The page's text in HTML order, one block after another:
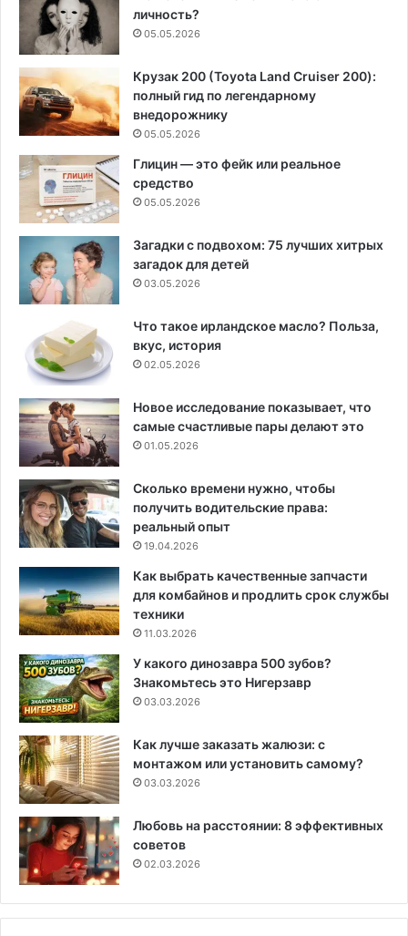
личность?
05.05.2026
Крузак 200 (Toyota Land Cruiser 200):
полный гид по легендарному
внедорожнику
05.05.2026
Глицин — это фейк или реальное
средство
05.05.2026
Загадки с подвохом: 75 лучших хитрых
загадок для детей
03.05.2026
Что такое ирландское масло? Польза,
вкус, история
02.05.2026
Новое исследование показывает, что
самые счастливые пары делают это
01.05.2026
Сколько времени нужно, чтобы
получить водительские права:
реальный опыт
19.04.2026
Как выбрать качественные запчасти
для комбайнов и продлить срок службы
техники
11.03.2026
У какого динозавра 500 зубов?
Знакомьтесь это Нигерзавр
03.03.2026
Как лучше заказать жалюзи: с
монтажом или установить самому?
03.03.2026
Любовь на расстоянии: 8 эффективных
советов
02.03.2026